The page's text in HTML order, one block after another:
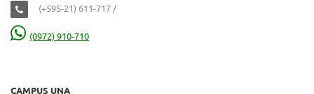
(+595-21) 611-717 /
(0972) 910-710
CAMPUS UNA